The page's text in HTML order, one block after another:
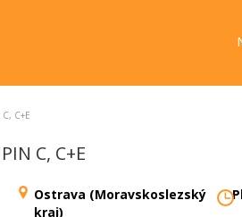
C+E
C, C+E
Ostrava (Moravskoslezský
kraj)